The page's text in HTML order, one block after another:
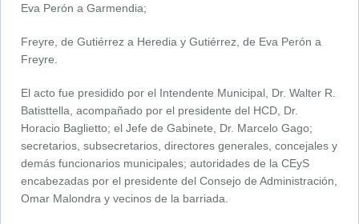
Eva Perón a Garmendia;
Freyre, de Gutiérrez a Heredia y Gutiérrez, de Eva Perón a
Freyre.
El acto fue presidido por el Intendente Municipal, Dr. Walter R.
Batisttella, acompañado por el presidente del HCD, Dr.
Horacio Baglietto; el Jefe de Gabinete, Dr. Marcelo Gago;
secretarios, subsecretarios, directores generales, concejales y
demás funcionarios municipales; autoridades de la CEyS
encabezadas por el presidente del Consejo de Administración,
Omar Malondra y vecinos de la barriada.